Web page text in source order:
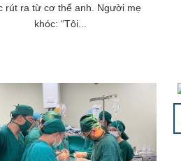
rút ra từ cơ thể anh. Người mẹ
khóc: “Tôi...